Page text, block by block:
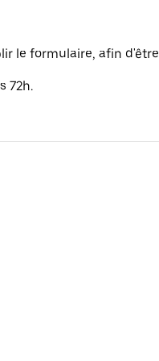
le formulaire, afin d'être
72h.